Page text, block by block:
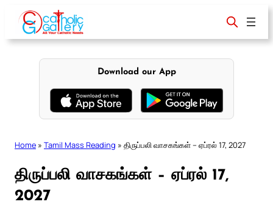
content
Download our App
Home » Tamil Mass Reading » திருப்பலி வாசகங்கள் – ஏப்ரல் 17, 2027
திருப்பலி வாசகங்கள் – ஏப்ரல் 17,
2027